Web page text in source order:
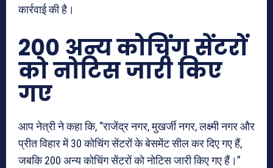
कार्रवाई की है।
200 अन्य कोचिंग सेंटरों
को नोटिस जारी किए
गए
आप नेत्री ने कहा कि, “राजेंद्र नगर, मुखर्जी नगर, लक्ष्मी नगर और
प्रीत विहार में 30 कोचिंग सेंटरों के बेसमेंट सील कर दिए गए हैं,
जबकि 200 अन्य कोचिंग सेंटरों को नोटिस जारी किए गए हैं।”